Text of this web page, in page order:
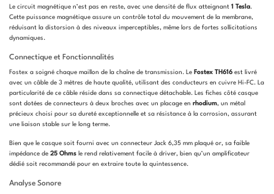
Le circuit magnétique n’est pas en reste, avec une densité de flux atteignant 1 Tesla.
Cette puissance magnétique assure un contrôle total du mouvement de la membrane,
réduisant la distorsion à des niveaux imperceptibles, même lors de fortes sollicitations
dynamiques.
Connectique et Fonctionnalités
Fostex a soigné chaque maillon de la chaîne de transmission. Le Fostex TH616 est livré
avec un câble de 3 mètres de haute qualité, utilisant des conducteurs en cuivre Hi-FC. La
particularité de ce câble réside dans sa connectique détachable. Les fiches côté casque
sont dotées de connecteurs à deux broches avec un placage en rhodium, un métal
précieux choisi pour sa dureté exceptionnelle et sa résistance à la corrosion, assurant
une liaison stable sur le long terme.
Bien que le casque soit fourni avec un connecteur Jack 6,35 mm plaqué or, sa faible
impédance de 25 Ohms le rend relativement facile à driver, bien qu’un amplificateur
dédié soit recommandé pour en extraire toute la quintessence.
Analyse Sonore